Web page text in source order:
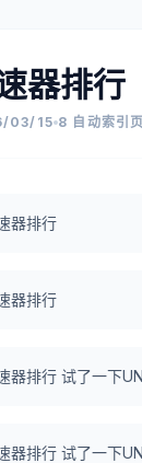
器排行
03/15 8 自动索引页
器排行
器排行